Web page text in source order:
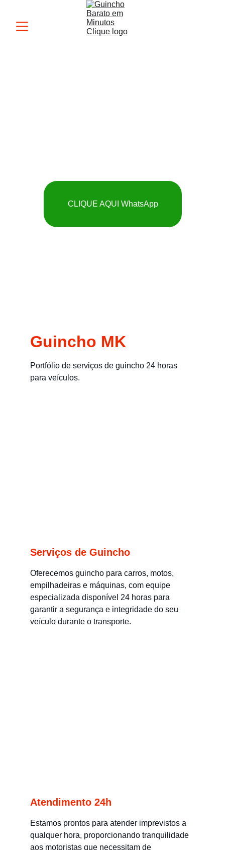
CLIQUE AQUI WhatsApp
Guincho MK
Portfólio de serviços de guincho 24 horas
para veículos.
Serviços de Guincho
Oferecemos guincho para carros, motos,
empilhadeiras e máquinas, com equipe
especializada disponível 24 horas para
garantir a segurança e integridade do seu
veículo durante o transporte.
Atendimento 24h
Estamos prontos para atender imprevistos a
qualquer hora, proporcionando tranquilidade
aos motoristas que necessitam de